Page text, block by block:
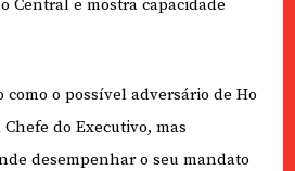
Central e mostra capacidade
o possível adversário de Ho
do Executivo, mas
desempenhar o seu mandato